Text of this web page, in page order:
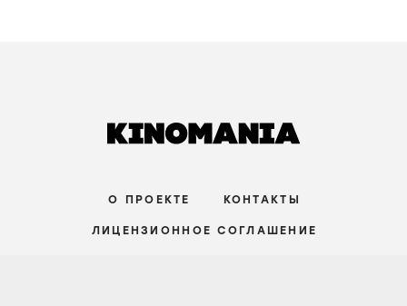
О ПРОЕКТЕ КОНТАКТЫ
ЛИЦЕНЗИОННОЕ СОГЛАШЕНИЕ